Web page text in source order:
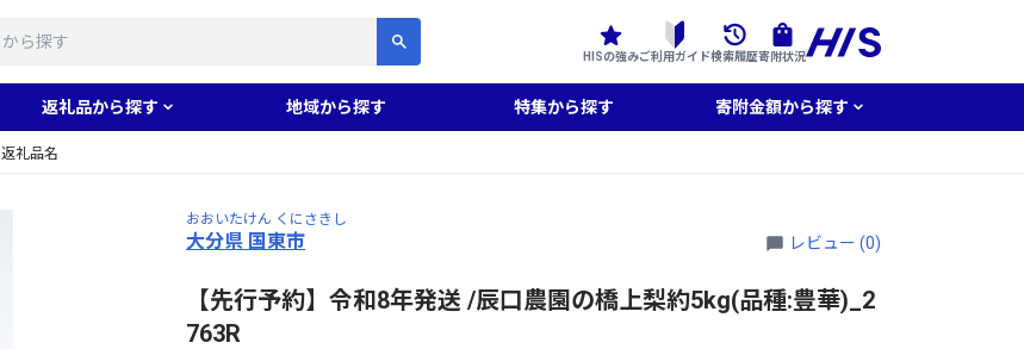
HISの強みご利用ガイド検索履歴寄附状況
返礼品から探す 地域から探す 特集から探す 寄附金額から探す
返礼品名
おおいたけん くにさきし
大分県 国東市 レビュー (0)
【先行予約】令和8年発送 /辰口農園の橋上梨約5kg(品種:豊華)_2
763R